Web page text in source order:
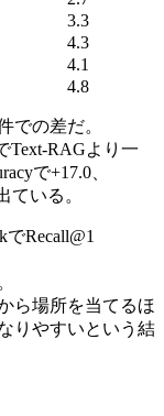
3.3
4.3
4.1
4.8
での差だ。
Text-RAGより一
で+17.0、
ている。
Recall@1
ら場所を当てるほ
りやすいという結